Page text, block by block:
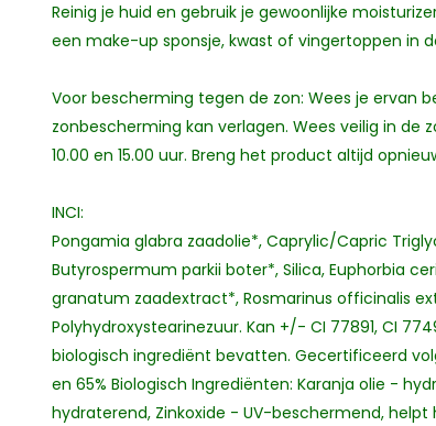
Reinig je huid en gebruik je gewoonlijke
een make-up sponsje, kwast of vingertoppen in
Voor bescherming tegen de zon: Wees je ervan
zonbescherming kan verlagen. Wees veilig in de
10.00 en 15.00 uur. Breng het product altijd
INCI:
Pongamia glabra zaadolie*, Caprylic/Capric
Butyrospermum parkii boter*, Silica, Euphorbia
granatum zaadextract*, Rosmarinus officinalis
Polyhydroxystearinezuur. Kan +/- CI 77891, CI
biologisch ingrediënt bevatten. Gecertificeerd
en 65% Biologisch Ingrediënten: Karanja olie -
hydraterend, Zinkoxide - UV-beschermend,